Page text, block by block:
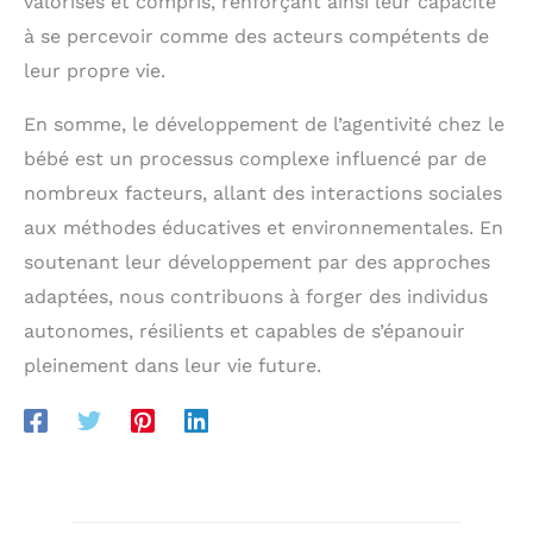
à se percevoir comme des acteurs compétents de
leur propre vie.
En somme, le développement de l’agentivité chez le
bébé est un processus complexe influencé par de
nombreux facteurs, allant des interactions sociales
aux méthodes éducatives et environnementales. En
soutenant leur développement par des approches
adaptées, nous contribuons à forger des individus
autonomes, résilients et capables de s’épanouir
pleinement dans leur vie future.